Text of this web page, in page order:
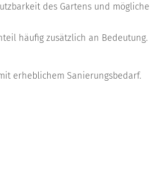
des Gartens und mögliche
häufig zusätzlich an Bedeutung.
erheblichem Sanierungsbedarf.